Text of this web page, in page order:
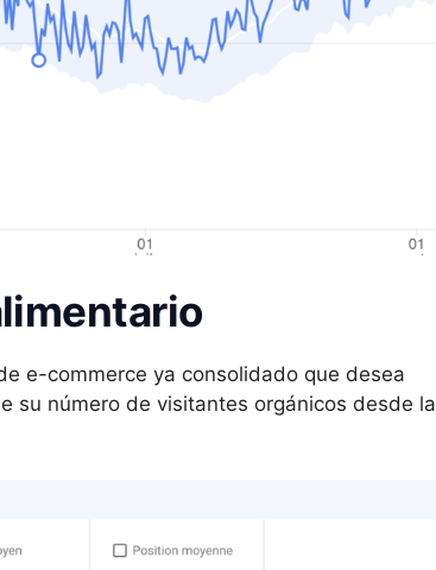
e-commerce ya consolidado que desea
su número de visitantes orgánicos desde la